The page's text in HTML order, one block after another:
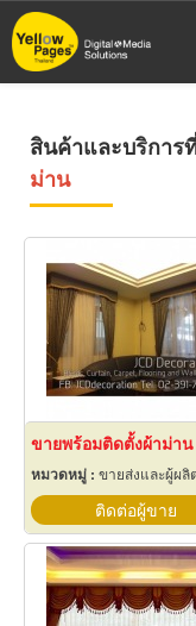
ข้าม
ไป
สินค้าและบริการ
ม่าน
ขายพร้อมติดตั้งผ้าม่าน
หมวดหมู่ : ขายส่งและผู้ผ
ติดต่อผู้ขาย